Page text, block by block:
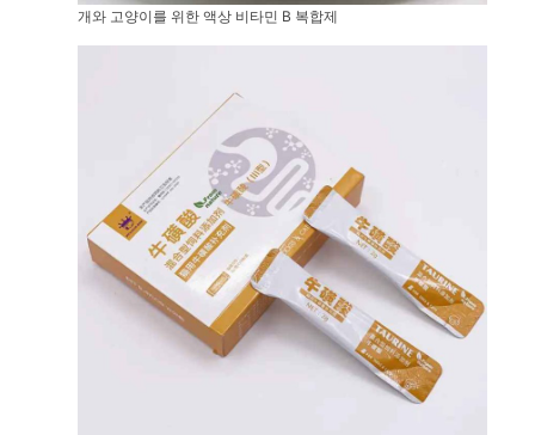
개와 고양이를 위한 액상 비타민 B 복합제